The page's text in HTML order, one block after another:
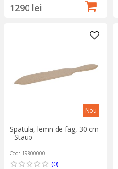
1290 lei
Nou
Spatula, lemn de fag, 30 cm
- Staub
Cod: 19800000
(0)